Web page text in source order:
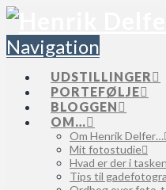
Navigation
UDSTILLINGER
PORTEFØLJE
BLOGGEN
OM…
Om Henrik Delfer…
Mit fotostudie
Hvad er der i tasken
Tips til